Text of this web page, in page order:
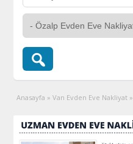
Anasayfa » Van Evden Eve Nakliyat »